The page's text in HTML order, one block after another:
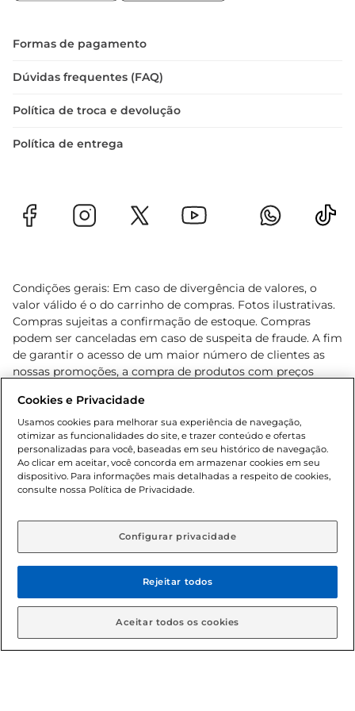
da bebida.
Formas de pagamento
Dúvidas frequentes (FAQ)
Política de troca e devolução
Política de entrega
Condições gerais: Em caso de divergência de valores, o
valor válido é o do carrinho de compras. Fotos ilustrativas.
Compras sujeitas a confirmação de estoque. Compras
podem ser canceladas em caso de suspeita de fraude. A fim
de garantir o acesso de um maior número de clientes as
nossas promoções, a compra de produtos com preços
cliente. Os preços, ofertas e condições são exclusivos para
o e-commerce e válidos durante o dia de hoje, podendo
sofrer alterações sem prévia notificação. Proibida a venda
de bebidas alcoólicas para menores de 18 anos, conforme
Lei n.º 8069/90, art. 81, inciso II (Estatuto da Criança e do
Adolescente). Preços e condições exclusivos para o
aviso prévio. O valor mínimo para as compras on-line é de
© 2026 Copyright. Todos os direitos
reservados Gbarbosa.
Cookies e Privacidade
Usamos cookies para melhorar sua experiência de navegação,
otimizar as funcionalidades do site, e trazer conteúdo e ofertas
personalizadas para você, baseadas em seu histórico de navegação.
Ao clicar em aceitar, você concorda em armazenar cookies em seu
dispositivo. Para informações mais detalhadas a respeito de cookies,
consulte nossa Política de Privacidade.
Configurar privacidade
Rejeitar todos
Aceitar todos os cookies